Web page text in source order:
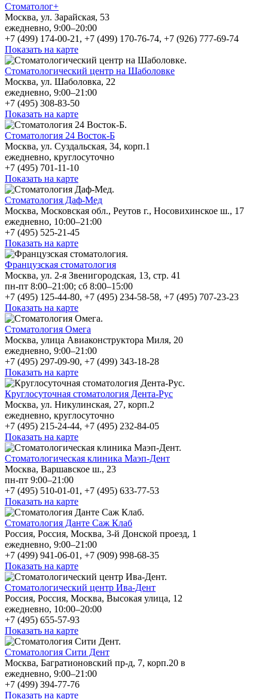
Стоматолог+
Москва, ул. Зарайская, 53
ежедневно, 9:00–20:00
+7 (499) 174-00-21, +7 (499) 170-76-74, +7 (926) 777-69-74
Показать на карте
Стоматологический центр на Шаболовке
Москва, ул. Шаболовка, 22
ежедневно, 9:00–21:00
+7 (495) 308-83-50
Показать на карте
Стоматология 24 Восток-Б
Москва, ул. Суздальская, 34, корп.1
ежедневно, круглосуточно
+7 (495) 701-11-10
Показать на карте
Стоматология Даф-Мед
Москва, Московская обл., Реутов г., Носовихинское ш., 17
ежедневно, 10:00–21:00
+7 (495) 525-21-45
Показать на карте
Французская стоматология
Москва, ул. 2-я Звенигородская, 13, стр. 41
пн-пт 8:00–21:00; сб 8:00–15:00
+7 (495) 125-44-80, +7 (495) 234-58-58, +7 (495) 707-23-23
Показать на карте
Стоматология Омега
Москва, улица Авиаконструктора Миля, 20
ежедневно, 9:00–21:00
+7 (495) 297-09-90, +7 (499) 343-18-28
Показать на карте
Круглосуточная стоматология Дента-Рус
Москва, ул. Никулинская, 27, корп.2
ежедневно, круглосуточно
+7 (495) 215-24-44, +7 (495) 232-84-05
Показать на карте
Стоматологическая клиника Маэп-Дент
Москва, Варшавское ш., 23
пн-пт 9:00–21:00
+7 (495) 510-01-01, +7 (495) 633-77-53
Показать на карте
Стоматология Данте Саж Клаб
Россия, Россия, Москва, 3-й Донской проезд, 1
ежедневно, 9:00–21:00
+7 (499) 941-06-01, +7 (909) 998-68-35
Показать на карте
Стоматологический центр Ива-Дент
Россия, Россия, Москва, Высокая улица, 12
ежедневно, 10:00–20:00
+7 (495) 655-57-93
Показать на карте
Стоматология Сити Дент
Москва, Багратионовский пр-д, 7, корп.20 в
ежедневно, 9:00–21:00
+7 (499) 394-77-76
Показать на карте